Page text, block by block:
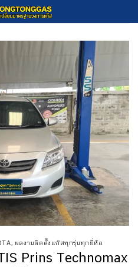
, ผลงานติดตั้งแก๊สทุกรุ่นทุกยี่ห้อ
Prins Technomax